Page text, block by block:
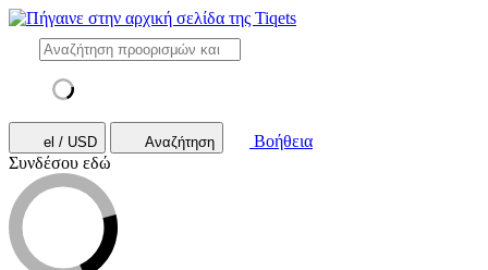
el / USD Αναζήτηση
Βοήθεια
Συνδέσου εδώ